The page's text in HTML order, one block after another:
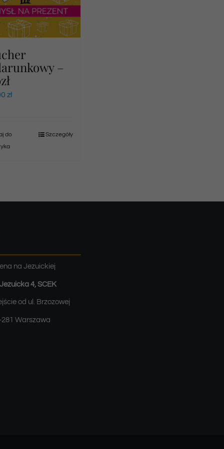
–
zł
do
Szczegóły
na Jezuickiej
4, SCEK
od ul. Brzozowej
281 Warszawa